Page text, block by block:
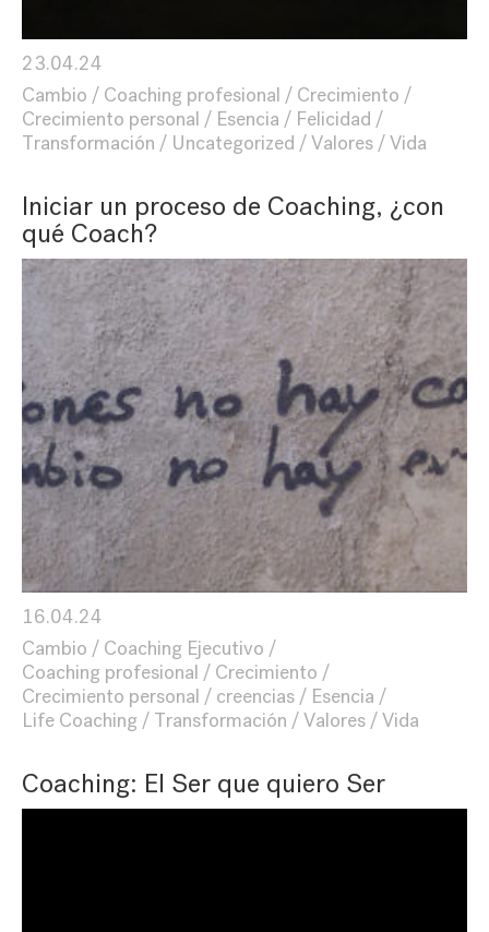
23.04.24
Cambio
Coaching profesional
Crecimiento
Crecimiento personal
Esencia
Felicidad
Transformación
Uncategorized Valores Vida
Iniciar un proceso de Coaching, ¿con
qué Coach?
16.04.24
Cambio
Coaching Ejecutivo
Coaching profesional
Crecimiento
Crecimiento personal
creencias
Esencia
Life Coaching
Transformación Valores Vida
Coaching: El Ser que quiero Ser